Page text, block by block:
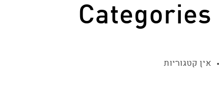
Categories
אין קטגוריות